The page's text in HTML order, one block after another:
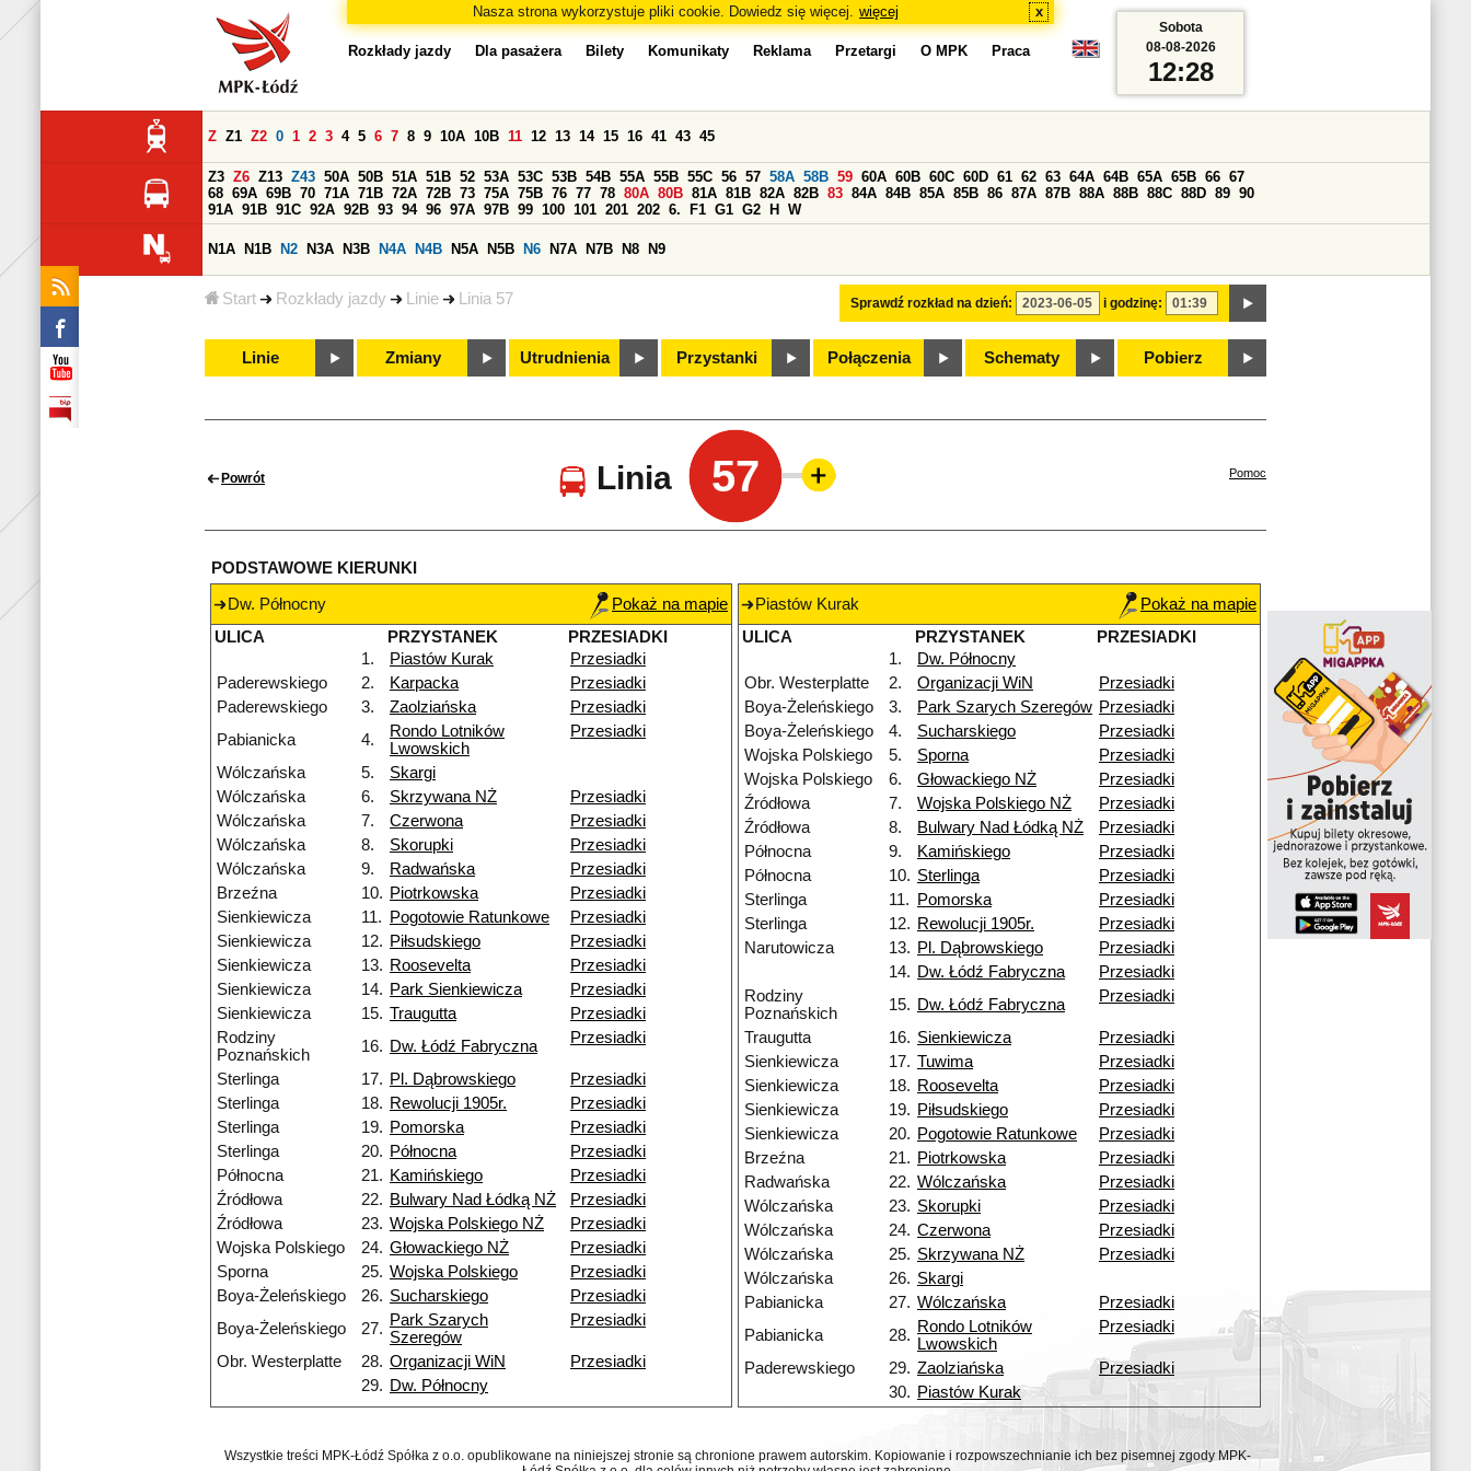
Nasza strona wykorzystuje pliki cookie. Dowiedz się więcej. więcej x
Start Rozkłady jazdy Linie Linia 57
Rozkłady jazdy Dla pasażera Bilety Komunikaty Reklama Przetargi O MPK Praca
Sprawdź rozkład na dzień: i godzinę:
Z Z1 Z2 0 1 2 3 4 5 6 7 8 9 10A 10B 11 12 13 14 15 16 41 43 45
Z3 Z6 Z13 Z43 50A 50B 51A 51B 52 53A 53C 53B 54B 55A 55B 55C 56 57 58A 58B 59 60A 60B 60C 60D 61 62 63 64A 64B 65A 65B 66 67
68 69A 69B 70 71A 71B 72A 72B 73 75A 75B 76 77 78 80A 80B 81A 81B 82A 82B 83 84A 84B 85A 85B 86 87A 87B 88A 88B 88C 88D 89 90
91A 91B 91C 92A 92B 93 94 96 97A 97B 99 100 101 201 202 6. F1 G1 G2 H W
N1A N1B N2 N3A N3B N4A N4B N5A N5B N6 N7A N7B N8 N9
Linie Zmiany Utrudnienia Przystanki Połączenia Schematy Pobierz
Sobota
08-08-2026
12:28
Powrót Linia 57 Pomoc
PODSTAWOWE KIERUNKI
Dw. Północny
Pokaż na mapie
ULICA
PRZYSTANEK
PRZESIADKI
1.
Piastów Kurak
Przesiadki
Paderewskiego
2. Karpacka
Przesiadki
Paderewskiego
3. Zaolziańska
Przesiadki
Pabianicka
4.
Rondo Lotników
Lwowskich
Przesiadki
Wólczańska 5.
Skargi
Wólczańska
6. Skrzywana NŻ
Przesiadki
Wólczańska
7. Czerwona
Przesiadki
Wólczańska
8. Skorupki
Przesiadki
Wólczańska
9. Radwańska
Przesiadki
Brzeźna
10. Piotrkowska
Przesiadki
Sienkiewicza
11. Pogotowie Ratunkowe
Przesiadki
Sienkiewicza
12. Piłsudskiego
Przesiadki
Sienkiewicza
13. Roosevelta
Przesiadki
Sienkiewicza
14. Park Sienkiewicza
Przesiadki
Sienkiewicza
15. Traugutta
Przesiadki
Rodziny
Poznańskich
16. Dw. Łódź Fabryczna Przesiadki
Sterlinga 17. Pl. Dąbrowskiego
Przesiadki
Sterlinga
18. Rewolucji 1905r.
Przesiadki
Sterlinga
19. Pomorska
Przesiadki
Sterlinga
20. Północna
Przesiadki
Północna
21. Kamińskiego
Przesiadki
Źródłowa
22. Bulwary Nad Łódką NŻ
Przesiadki
Źródłowa
23. Wojska Polskiego NŻ
Przesiadki
Wojska Polskiego
24. Głowackiego NŻ
Przesiadki
Sporna
25. Wojska Polskiego
Przesiadki
Boya-Żeleńskiego
26. Sucharskiego
Przesiadki
Boya-Żeleńskiego
27. Park Szarych
Szeregów
Przesiadki
Obr. Westerplatte 28. Organizacji WiN
Przesiadki
29. Dw. Północny
Piastów Kurak
Pokaż na mapie
ULICA
PRZYSTANEK
PRZESIADKI
1.
Dw. Północny
Obr. Westerplatte
2. Organizacji WiN
Przesiadki
Boya-Żeleńskiego
3. Park Szarych Szeregów Przesiadki
Boya-Żeleńskiego
4. Sucharskiego
Przesiadki
Wojska Polskiego
5. Sporna
Przesiadki
Wojska Polskiego
6. Głowackiego NŻ
Przesiadki
Źródłowa
7. Wojska Polskiego NŻ
Przesiadki
Źródłowa
8. Bulwary Nad Łódką NŻ
Przesiadki
Północna
9. Kamińskiego
Przesiadki
Północna
10. Sterlinga
Przesiadki
Sterlinga
11. Pomorska
Przesiadki
Sterlinga
12. Rewolucji 1905r.
Przesiadki
Narutowicza
13. Pl. Dąbrowskiego
Przesiadki
14. Dw. Łódź Fabryczna
Przesiadki
Rodziny
Poznańskich
15. Dw. Łódź Fabryczna Przesiadki
Traugutta 16. Sienkiewicza
Przesiadki
Sienkiewicza
17. Tuwima
Przesiadki
Sienkiewicza
18. Roosevelta
Przesiadki
Sienkiewicza
19. Piłsudskiego
Przesiadki
Sienkiewicza
20. Pogotowie Ratunkowe
Przesiadki
Brzeźna
21. Piotrkowska
Przesiadki
Radwańska
22. Wólczańska
Przesiadki
Wólczańska
23. Skorupki
Przesiadki
Wólczańska
24. Czerwona
Przesiadki
Wólczańska
25. Skrzywana NŻ
Przesiadki
Wólczańska
26. Skargi
Pabianicka
27. Wólczańska
Przesiadki
Pabianicka
28. Rondo Lotników
Lwowskich
Przesiadki
Paderewskiego 29. Zaolziańska
Przesiadki
30. Piastów Kurak
Wszystkie treści MPK-Łódź Spółka z o.o. opublikowane na niniejszej stronie są chronione prawem autorskim. Kopiowanie i rozpowszechnianie ich bez pisemnej zgody MPK-